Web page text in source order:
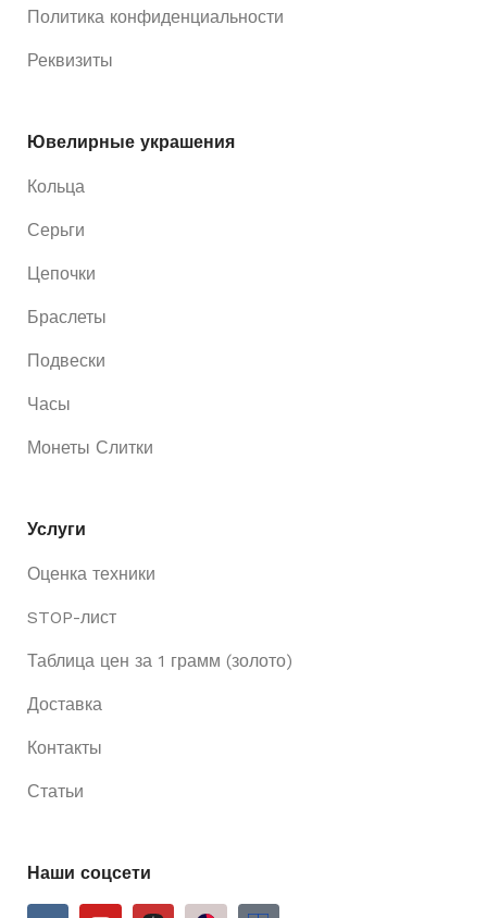
Политика конфиденциальности
Реквизиты
Ювелирные украшения
Кольца
Серьги
Цепочки
Браслеты
Подвески
Часы
Монеты Слитки
Услуги
Оценка техники
STOP-лист
Таблица цен за 1 грамм (золото)
Доставка
Контакты
Статьи
Наши соцсети